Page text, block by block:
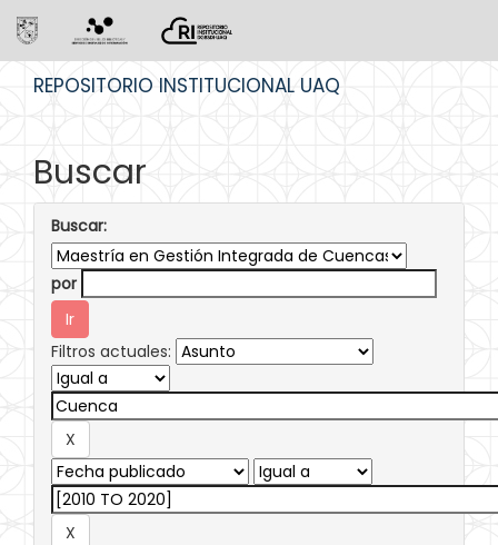
REPOSITORIO INSTITUCIONAL UAQ
Buscar
Buscar:
por
Filtros actuales: